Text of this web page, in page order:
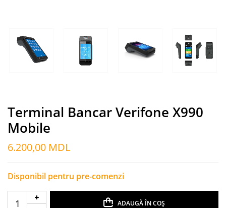
Terminal Bancar Verifone X990
Mobile
6.200,00 MDL
Disponibil pentru pre-comenzi
ADAUGĂ ÎN COȘ